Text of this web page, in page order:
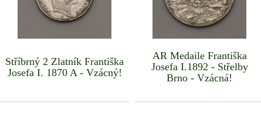
Stříbrný 2 Zlatník Františka
Josefa I. 1870 A - Vzácný!
AR Medaile Františka
Josefa I.1892 - Střelby
Brno - Vzácná!